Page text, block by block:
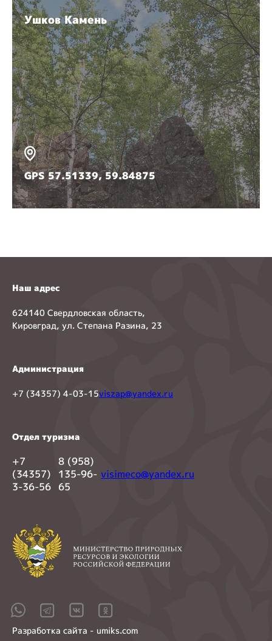
Ушков Камень
GPS 57.51339, 59.84875
Наш адрес
624140 Свердловская область,
Кировград, ул. Степана Разина, 23
Администрация
+7 (34357) 4-03-15viszap@yandex.ru
Отдел туризма
+7
(34357)
3-36-56
8 (958)
135-96-
65
visimeco@yandex.ru
Разработка сайта - umiks.com